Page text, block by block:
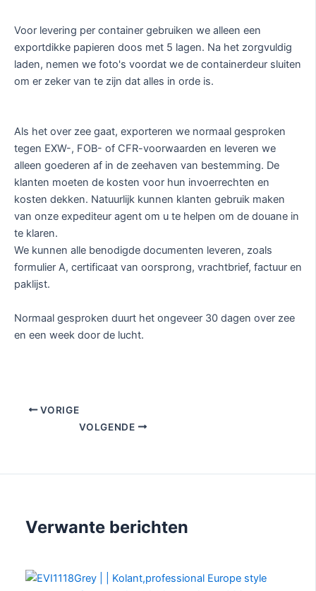
Voor levering per container gebruiken we alleen een
exportdikke papieren doos met 5 lagen. Na het zorgvuldig
laden, nemen we foto's voordat we de containerdeur sluiten
om er zeker van te zijn dat alles in orde is.
Als het over zee gaat, exporteren we normaal gesproken
tegen EXW-, FOB- of CFR-voorwaarden en leveren we
alleen goederen af in de zeehaven van bestemming. De
klanten moeten de kosten voor hun invoerrechten en
kosten dekken. Natuurlijk kunnen klanten gebruik maken
van onze expediteur agent om u te helpen om de douane in
te klaren.
We kunnen alle benodigde documenten leveren, zoals
formulier A, certificaat van oorsprong, vrachtbrief, factuur en
paklijst.
Normaal gesproken duurt het ongeveer 30 dagen over zee
en een week door de lucht.
VORIGE
VOLGENDE
Verwante berichten